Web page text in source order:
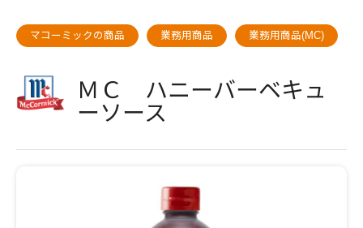
マコーミックの商品 業務用商品 業務用商品(MC)
ＭＣ ハニーバーベキュ
ーソース